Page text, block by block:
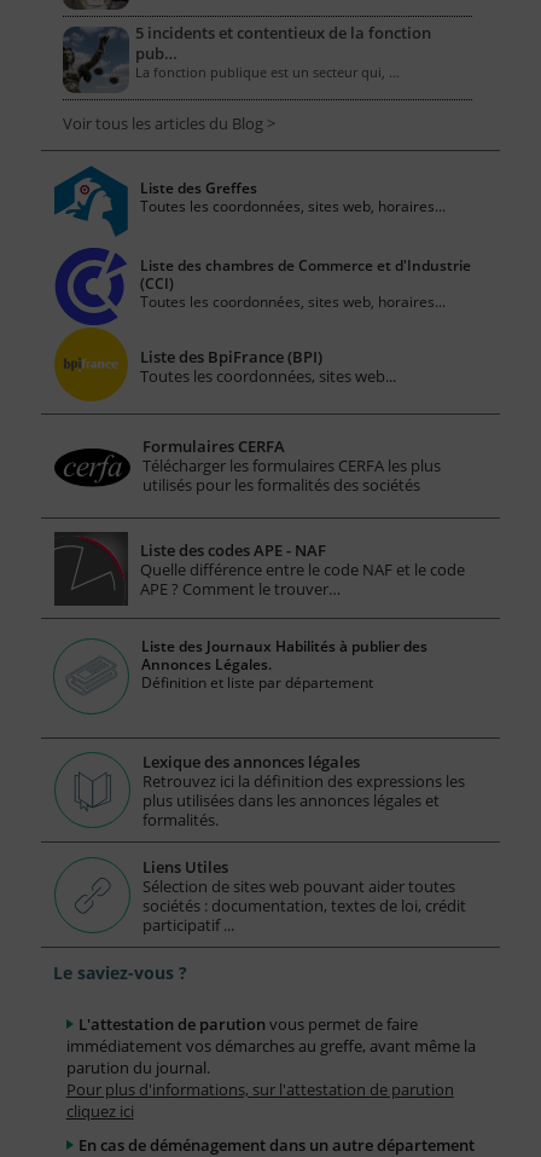
5 incidents et contentieux de la fonction
pub…
La fonction publique est un secteur qui, …
Voir tous les articles du Blog >
Liste des Greffes
Toutes les coordonnées, sites web, horaires...
Liste des chambres de Commerce et d'Industrie
(CCI)
Toutes les coordonnées, sites web, horaires...
Liste des BpiFrance (BPI)
Toutes les coordonnées, sites web...
Formulaires CERFA
Télécharger les formulaires CERFA les plus
utilisés pour les formalités des sociétés
Liste des codes APE - NAF
Quelle différence entre le code NAF et le code
APE ? Comment le trouver…
Liste des Journaux Habilités à publier des
Annonces Légales.
Définition et liste par département
Lexique des annonces légales
Retrouvez ici la définition des expressions les
plus utilisées dans les annonces légales et
formalités.
Liens Utiles
Sélection de sites web pouvant aider toutes
sociétés : documentation, textes de loi, crédit
participatif ...
Le saviez-vous ?
L'attestation de parution vous permet de faire
immédiatement vos démarches au greffe, avant même la
parution du journal.
Pour plus d'informations, sur l'attestation de parution
cliquez ici
En cas de déménagement dans un autre département